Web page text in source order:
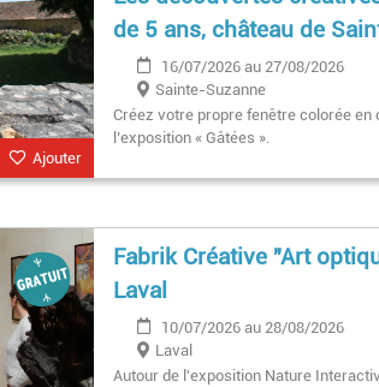
Ajouter
de 5 ans, château de
16/07/2026 au 27/08/2026
Sainte-Suzanne
Créez votre propre fenêtre colorée
l’exposition « Gâtées ».
Fabrik Créative "Art
Laval
10/07/2026 au 28/08/2026
Laval
Autour de l'exposition Nature